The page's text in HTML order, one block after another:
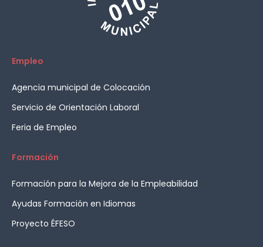
Empleo
Agencia municipal de Colocación
Servicio de Orientación Laboral
Feria de Empleo
Formación
Formación para la Mejora de la Empleabilidad
Ayudas Formación en Idiomas
Proyecto ÉFESO